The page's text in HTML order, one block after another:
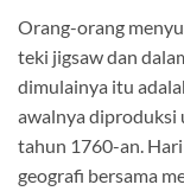
Orang-orang
teki jigsaw dan
dimulainya itu
awalnya diproduksi
tahun 1760-an.
geografi bersama